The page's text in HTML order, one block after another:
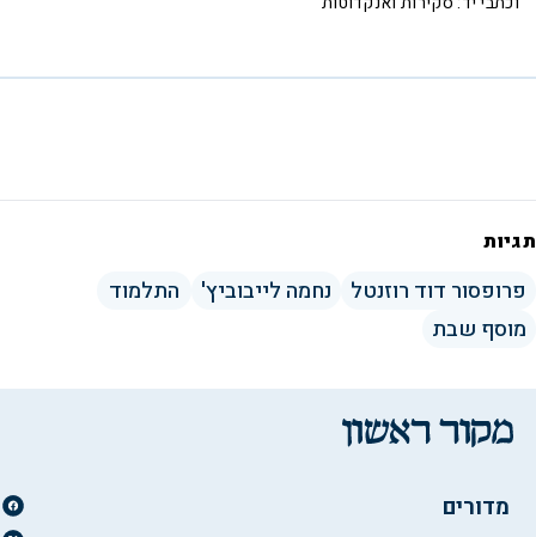
תגיות
פרופסור דוד רוזנטל נחמה לייבוביץ'
התלמוד
מוסף שבת
מדורים